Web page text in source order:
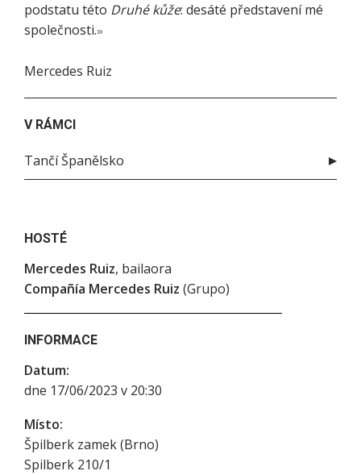
podstatu této Druhé kůže: desáté představení mé
společnosti.»
Mercedes Ruiz
V RÁMCI
Tančí Španělsko
HOSTÉ
Mercedes Ruiz, bailaora
Compañía Mercedes Ruiz (Grupo)
INFORMACE
Datum:
dne 17/06/2023 v 20:30
Místo:
Špilberk zamek (Brno)
Spilberk 210/1